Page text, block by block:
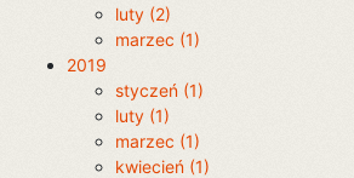
luty (2)
marzec (1)
2019
styczeń (1)
luty (1)
marzec (1)
kwiecień (1)